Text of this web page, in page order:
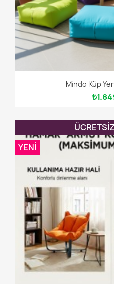
Mindo Küp
YENI